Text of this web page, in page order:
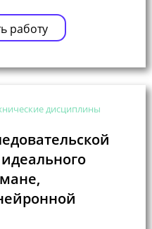
работу
дисциплины